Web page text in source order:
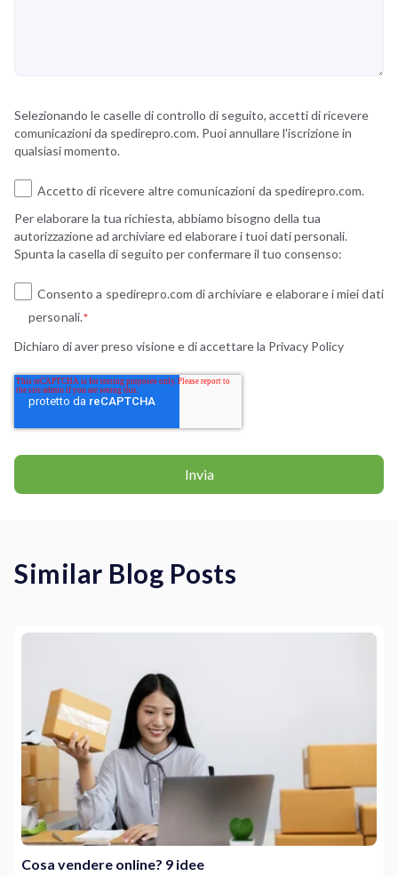
Selezionando le caselle di controllo di seguito, accetti di ricevere
comunicazioni da spedirepro.com. Puoi annullare l'iscrizione in
qualsiasi momento.
Accetto di ricevere altre comunicazioni da spedirepro.com.
Per elaborare la tua richiesta, abbiamo bisogno della tua
autorizzazione ad archiviare ed elaborare i tuoi dati personali.
Spunta la casella di seguito per confermare il tuo consenso:
Consento a spedirepro.com di archiviare e elaborare i miei dati
personali.*
Dichiaro di aver preso visione e di accettare la Privacy Policy
Similar Blog Posts
Cosa vendere online? 9 idee